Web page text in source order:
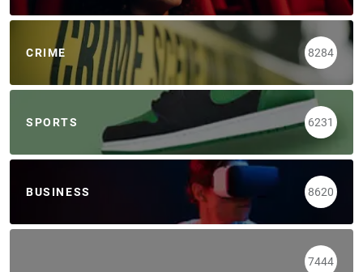
CRIME 8284
SPORTS 6231
BUSINESS 8620
7444